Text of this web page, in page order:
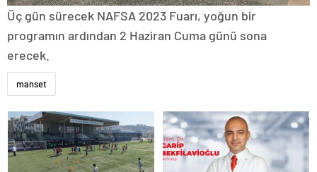
Üç gün sürecek NAFSA 2023 Fuarı, yoğun bir
programın ardından 2 Haziran Cuma günü sona
erecek.
manset